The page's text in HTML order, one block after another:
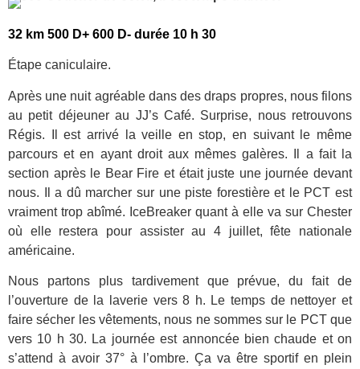
32 km 500 D+ 600 D- durée 10 h 30
Étape caniculaire.
Après une nuit agréable dans des draps propres, nous filons
au petit déjeuner au JJ’s Café. Surprise, nous retrouvons
Régis. Il est arrivé la veille en stop, en suivant le même
parcours et en ayant droit aux mêmes galères. Il a fait la
section après le Bear Fire et était juste une journée devant
nous. Il a dû marcher sur une piste forestière et le PCT est
vraiment trop abîmé. IceBreaker quant à elle va sur Chester
où elle restera pour assister au 4 juillet, fête nationale
américaine.
Nous partons plus tardivement que prévue, du fait de
l’ouverture de la laverie vers 8 h. Le temps de nettoyer et
faire sécher les vêtements, nous ne sommes sur le PCT que
vers 10 h 30. La journée est annoncée bien chaude et on
s’attend à avoir 37° à l’ombre. Ça va être sportif en plein